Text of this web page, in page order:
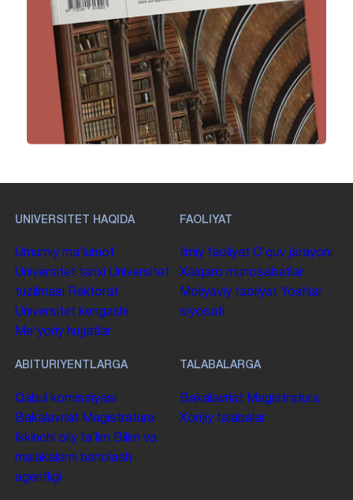
UNIVERSITET HAQIDA
Umumiy maʼlumot
Universitet tarixi Universitet
tuzilmasi
Rektorat
Universitet kengashi
Me'yoriy hujjatlar
FAOLIYAT
Ilmiy faoliyat Oʻquv jarayoni
Xalqaro munosabatlar
Moliyaviy faoliyat Yoshlar
siyosati
ABITURIYENTLARGA
Qabul komissiyasi
Bakalavriat Magistratura
Ikkinchi oliy taʼlim Bilim va
malakalarni baholash
agentligi
TALABALARGA
Bakalavriat Magistratura
Xorijiy talabalar